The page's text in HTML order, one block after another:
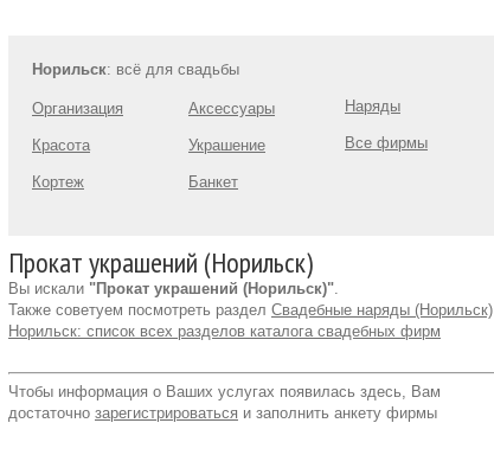
Норильск: всё для свадьбы
Организация
Красота
Кортеж
Аксессуары
Украшение
Банкет
Наряды
Все фирмы
Прокат украшений (Норильск)
Вы искали "Прокат украшений (Норильск)".
Также советуем посмотреть раздел Свадебные наряды (Норильск)
Норильск: список всех разделов каталога свадебных фирм
Чтобы информация о Ваших услугах появилась здесь, Вам
достаточно зарегистрироваться и заполнить анкету фирмы